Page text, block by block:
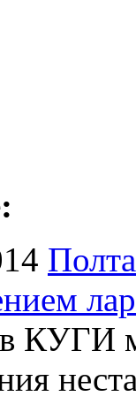
КУГИ